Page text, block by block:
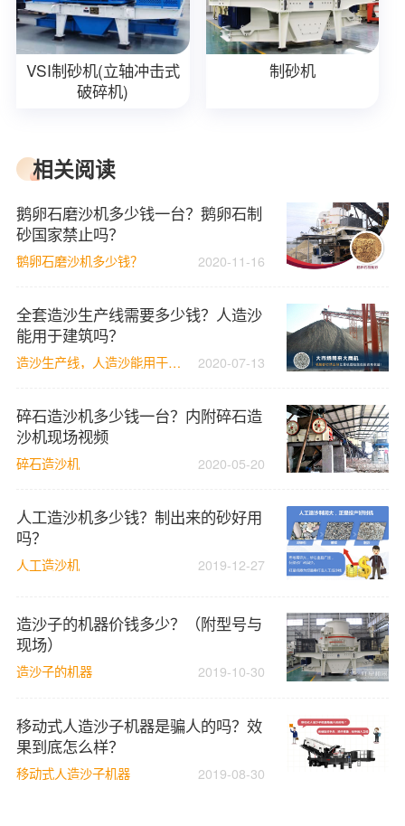
VSI制砂机(立轴冲击式
破碎机)
制砂机
相关阅读
鹅卵石磨沙机多少钱一台？鹅卵石制
砂国家禁止吗？
鹅卵石磨沙机多少钱？ 2020-11-16
全套造沙生产线需要多少钱？人造沙
能用于建筑吗？
造沙生产线，人造沙能用于建筑吗 2020-07-13
碎石造沙机多少钱一台？内附碎石造
沙机现场视频
碎石造沙机 2020-05-20
人工造沙机多少钱？制出来的砂好用
吗？
人工造沙机 2019-12-27
造沙子的机器价钱多少？（附型号与
现场）
造沙子的机器 2019-10-30
移动式人造沙子机器是骗人的吗？效
果到底怎么样？
移动式人造沙子机器 2019-08-30